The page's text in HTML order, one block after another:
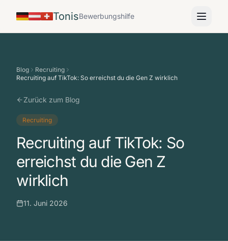
TonisBewerbungshilfe
Blog
Recruiting
Recruiting auf TikTok: So erreichst du die Gen Z wirklich
Zurück zum Blog
Recruiting
Recruiting auf TikTok: So
erreichst du die Gen Z
wirklich
11. Juni 2026